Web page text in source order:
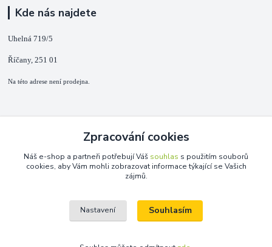
Kde nás najdete
Uhelná 719/5
Říčany, 251 01
Na této adrese není prodejna.
+420 725 889 873
(Po-Ne, 9-18 hod.)
Zpracování cookies
Náš e-shop a partneři potřebují Váš souhlas s použitím souborů
cookies, aby Vám mohli zobrazovat informace týkající se Vašich
zájmů.
Nastavení Souhlasím